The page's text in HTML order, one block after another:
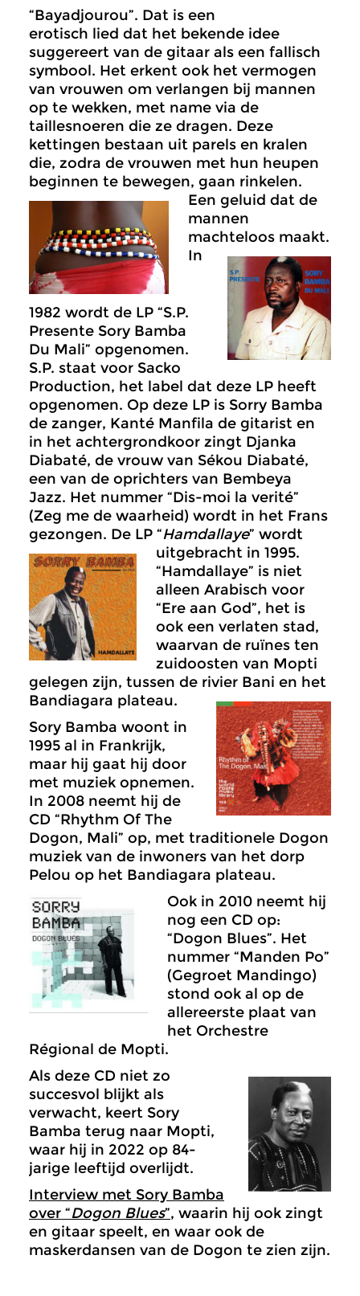
“Bayadjourou”. Dat is een
erotisch lied dat het bekende idee
suggereert van de gitaar als een fallisch
symbool. Het erkent ook het vermogen
van vrouwen om verlangen bij mannen
op te wekken, met name via de
taillesnoeren die ze dragen. Deze
kettingen bestaan uit parels en kralen
die, zodra de vrouwen met hun heupen
beginnen te bewegen, gaan rinkelen.
Een geluid dat de
mannen
machteloos maakt.
In
1982 wordt de LP “S.P.
Presente Sory Bamba
Du Mali” opgenomen.
S.P. staat voor Sacko
Production, het label dat deze LP heeft
opgenomen. Op deze LP is Sorry Bamba
de zanger, Kanté Manfila de gitarist en
in het achtergrondkoor zingt Djanka
Diabaté, de vrouw van Sékou Diabaté,
een van de oprichters van Bembeya
Jazz. Het nummer “Dis-moi la verité”
(Zeg me de waarheid) wordt in het Frans
gezongen. De LP “Hamdallaye” wordt
uitgebracht in 1995.
“Hamdallaye” is niet
alleen Arabisch voor
“Ere aan God”, het is
ook een verlaten stad,
waarvan de ruïnes ten
zuidoosten van Mopti
gelegen zijn, tussen de rivier Bani en het
Bandiagara plateau.
Sory Bamba woont in
1995 al in Frankrijk,
maar hij gaat hij door
met muziek opnemen.
In 2008 neemt hij de
CD “Rhythm Of The
Dogon, Mali” op, met traditionele Dogon
muziek van de inwoners van het dorp
Pelou op het Bandiagara plateau.
Ook in 2010 neemt hij
nog een CD op:
“Dogon Blues”. Het
nummer “Manden Po”
(Gegroet Mandingo)
stond ook al op de
allereerste plaat van
het Orchestre
Régional de Mopti.
Als deze CD niet zo
succesvol blijkt als
verwacht, keert Sory
Bamba terug naar Mopti,
waar hij in 2022 op 84-
jarige leeftijd overlijdt.
Interview met Sory Bamba
over “Dogon Blues”, waarin hij ook zingt
en gitaar speelt, en waar ook de
maskerdansen van de Dogon te zien zijn.